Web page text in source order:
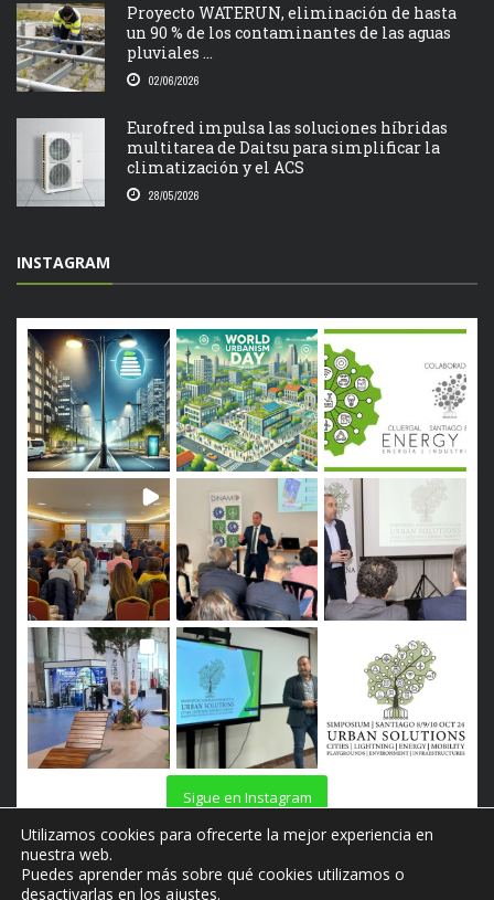
Proyecto WATERUN, eliminación de hasta
un 90 % de los contaminantes de las aguas
pluviales ...
02/06/2026
Eurofred impulsa las soluciones híbridas
multitarea de Daitsu para simplificar la
climatización y el ACS
28/05/2026
INSTAGRAM
Sigue en Instagram
Utilizamos cookies para ofrecerte la mejor experiencia en
nuestra web.
Puedes aprender más sobre qué cookies utilizamos o
desactivarlas en los ajustes.